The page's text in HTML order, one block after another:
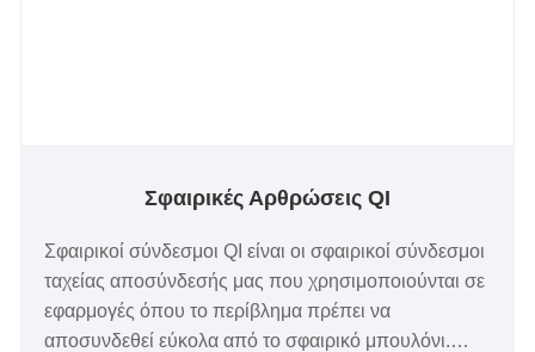
Σφαιρικές Αρθρώσεις QI
Σφαιρικοί σύνδεσμοι QI είναι οι σφαιρικοί σύνδεσμοι
ταχείας αποσύνδεσής μας που χρησιμοποιούνται σε
εφαρμογές όπου το περίβλημα πρέπει να
αποσυνδεθεί εύκολα από το σφαιρικό μπουλόνι.